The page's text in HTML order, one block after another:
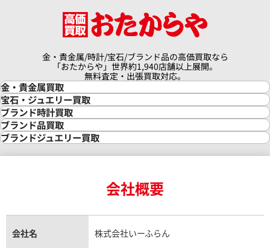
金・貴金属/時計/宝石/ブランド品の高価買取なら
「おたからや」世界約1,940店舗以上展開。
無料査定・出張買取対応。
金・貴金属買取
金買取
金の相場価格情報
金の参考買取価格一覧
インゴット買取
インゴットの相場価格情報
24金買取
金貨買取
貴金属買取
宝石・ジュエリー買取
宝石・ジュエリー買取
ダイヤモンド買取
ダイヤモンド・宝石の参考価格一覧
リング・結婚指輪買取
エメラルド買取
トパーズ買取
タンザナイト買取
ブランド時計買取
時計買取
ロレックス買取
ロレックス デイトナ買取
ロレックス サブマリーナー買取
ロレックス エクスプローラー買取
ロレックス デイトジャスト買取
パテック フィリップノーチラス買取
ブランド品買取
ブランド買取
シャネル マトラッセ買取
ブランドジュエリー買取
ヴァンクリーフ＆アーペル買取
ショーメ買取
会社概要
会社名 株式会社いーふらん